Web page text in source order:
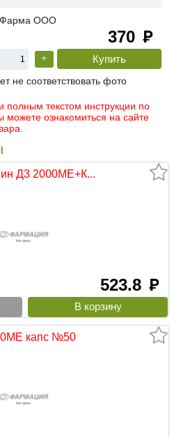
ООО
370 руб
+
не соответствовать фото
текстом инструкции по
ознакомиться на сайте
Д3 2000МЕ+К...
523.8 руб
капс №50